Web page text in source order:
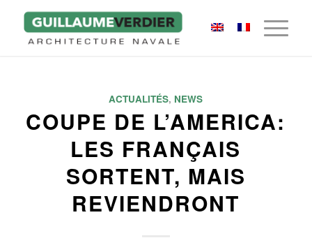
ACTUALITÉS, NEWS
COUPE DE L’AMERICA:
LES FRANÇAIS
SORTENT, MAIS
REVIENDRONT